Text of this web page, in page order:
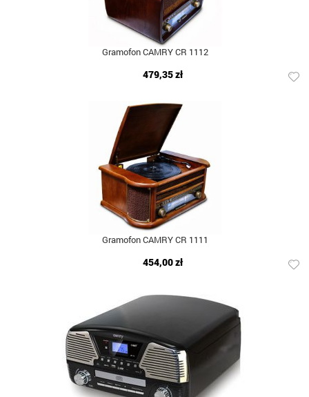
Gramofon CAMRY CR 1112
479,35 zł
Gramofon CAMRY CR 1111
454,00 zł